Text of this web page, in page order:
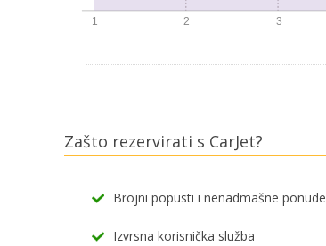
Zašto rezervirati s CarJet?
Brojni popusti i nenadmašne ponude
Izvrsna korisnička služba